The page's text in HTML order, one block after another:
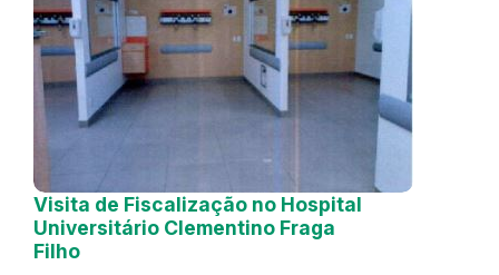
Visita de Fiscalização no Hospital
Universitário Clementino Fraga
Filho